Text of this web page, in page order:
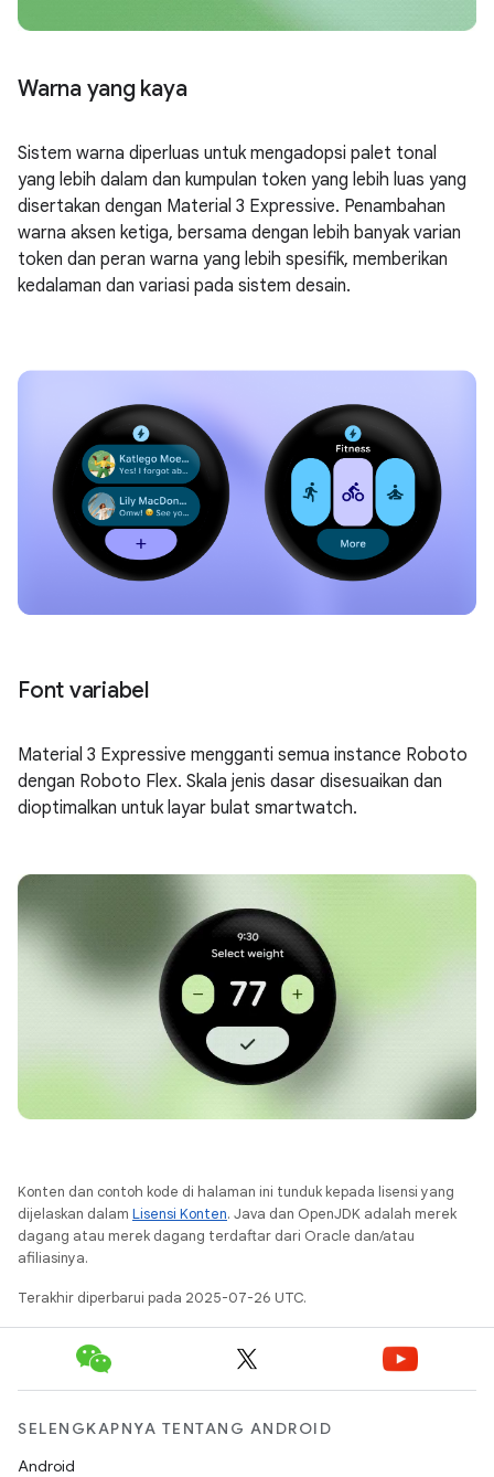
Warna yang kaya
Sistem warna diperluas untuk mengadopsi palet tonal
yang lebih dalam dan kumpulan token yang lebih luas yang
disertakan dengan Material 3 Expressive. Penambahan
warna aksen ketiga, bersama dengan lebih banyak varian
token dan peran warna yang lebih spesifik, memberikan
kedalaman dan variasi pada sistem desain.
Font variabel
Material 3 Expressive mengganti semua instance Roboto
dengan Roboto Flex. Skala jenis dasar disesuaikan dan
dioptimalkan untuk layar bulat smartwatch.
Konten dan contoh kode di halaman ini tunduk kepada lisensi yang
dijelaskan dalam Lisensi Konten. Java dan OpenJDK adalah merek
dagang atau merek dagang terdaftar dari Oracle dan/atau
afiliasinya.
Terakhir diperbarui pada 2025-07-26 UTC.
SELENGKAPNYA TENTANG ANDROID
Android